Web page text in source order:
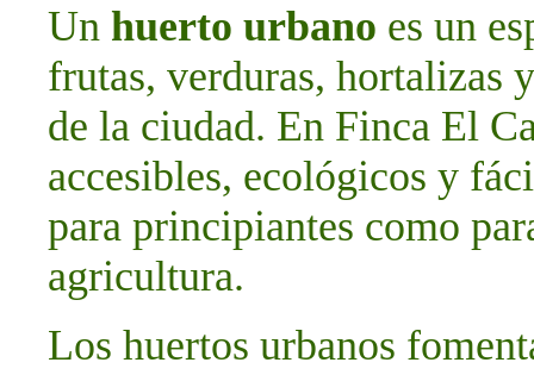
Un huerto urbano es un
frutas, verduras, hortalizas
de la ciudad. En Finca El
accesibles, ecológicos y
para principiantes como
agricultura.
Los huertos urbanos